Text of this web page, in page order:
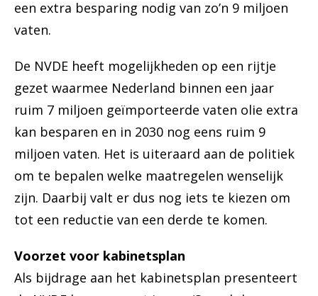
een extra besparing nodig van zo’n 9 miljoen
vaten.
De NVDE heeft mogelijkheden op een rijtje
gezet waarmee Nederland binnen een jaar
ruim 7 miljoen geïmporteerde vaten olie extra
kan besparen en in 2030 nog eens ruim 9
miljoen vaten. Het is uiteraard aan de politiek
om te bepalen welke maatregelen wenselijk
zijn. Daarbij valt er dus nog iets te kiezen om
tot een reductie van een derde te komen.
Voorzet voor kabinetsplan
Als bijdrage aan het kabinetsplan presenteert